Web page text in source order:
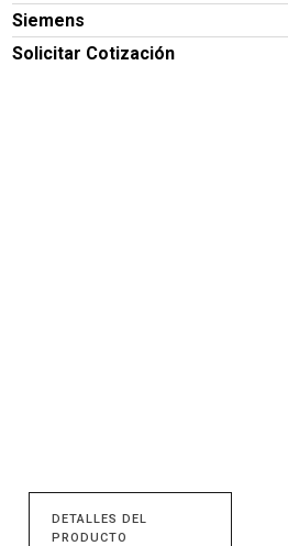
Siemens
Solicitar Cotización
DETALLES DEL
PRODUCTO